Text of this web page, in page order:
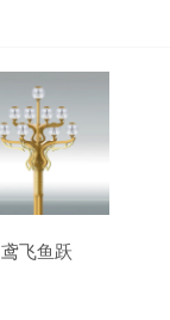
鸢飞鱼跃